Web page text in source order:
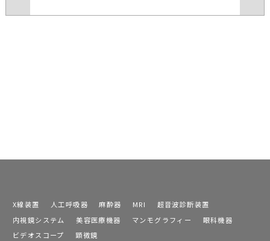
X線装置 人工呼吸器 麻酔器 MRI
超音波診断装置
内視鏡システム
美容医療機器 マンモグラフィー
眼科機器
ビデオスコープ
顕微鏡